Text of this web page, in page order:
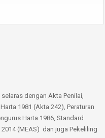
dengan Akta Penilai,
1981 (Akta 242), Peraturan
Harta 1986, Standard
(MEAS) dan juga Pekeliling